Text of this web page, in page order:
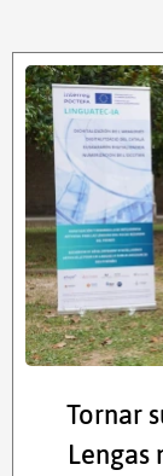
Tornar